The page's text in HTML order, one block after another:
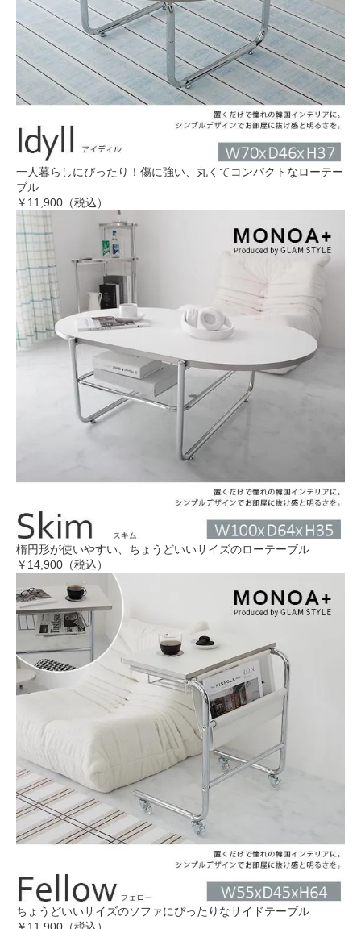
一人暮らしにぴったり！傷に強い、丸くてコンパクトなローテー
ブル
￥11,900（税込）
楕円形が使いやすい、ちょうどいいサイズのローテーブル
￥14,900（税込）
ちょうどいいサイズのソファにぴったりなサイドテーブル